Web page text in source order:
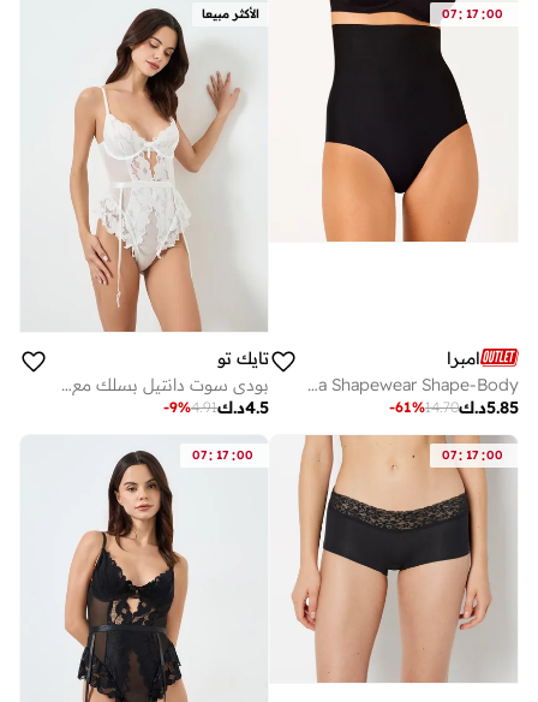
07: 17 :00
امبرا
Ambra Shapewear Shape-Body
د.ك5.85
14.70
-61%
الأكثر مبيعا
تايك تو
بودي سوت دانتيل بسلك مع حمالات
د.ك4.5
4.91
-9%
07: 17:00
07: 17 :00